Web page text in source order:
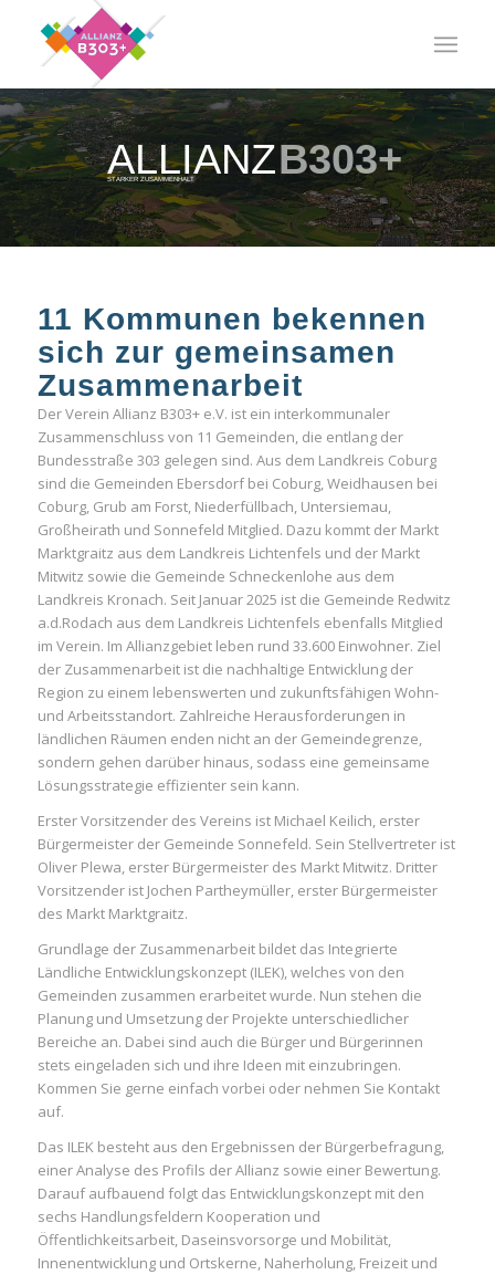
ALLIANZB303+
STARKER ZUSAMMENHALT
11 Kommunen bekennen
sich zur gemeinsamen
Zusammenarbeit
Der Verein Allianz B303+ e.V. ist ein interkommunaler
Zusammenschluss von 11 Gemeinden, die entlang der
Bundesstraße 303 gelegen sind. Aus dem Landkreis Coburg
sind die Gemeinden Ebersdorf bei Coburg, Weidhausen bei
Coburg, Grub am Forst, Niederfüllbach, Untersiemau,
Großheirath und Sonnefeld Mitglied. Dazu kommt der Markt
Marktgraitz aus dem Landkreis Lichtenfels und der Markt
Mitwitz sowie die Gemeinde Schneckenlohe aus dem
Landkreis Kronach. Seit Januar 2025 ist die Gemeinde Redwitz
a.d.Rodach aus dem Landkreis Lichtenfels ebenfalls Mitglied
im Verein. Im Allianzgebiet leben rund 33.600 Einwohner. Ziel
der Zusammenarbeit ist die nachhaltige Entwicklung der
Region zu einem lebenswerten und zukunftsfähigen Wohn-
und Arbeitsstandort. Zahlreiche Herausforderungen in
ländlichen Räumen enden nicht an der Gemeindegrenze,
sondern gehen darüber hinaus, sodass eine gemeinsame
Lösungsstrategie effizienter sein kann.
Erster Vorsitzender des Vereins ist Michael Keilich, erster
Bürgermeister der Gemeinde Sonnefeld. Sein Stellvertreter ist
Oliver Plewa, erster Bürgermeister des Markt Mitwitz. Dritter
Vorsitzender ist Jochen Partheymüller, erster Bürgermeister
des Markt Marktgraitz.
Grundlage der Zusammenarbeit bildet das Integrierte
Ländliche Entwicklungskonzept (ILEK), welches von den
Gemeinden zusammen erarbeitet wurde. Nun stehen die
Planung und Umsetzung der Projekte unterschiedlicher
Bereiche an. Dabei sind auch die Bürger und Bürgerinnen
stets eingeladen sich und ihre Ideen mit einzubringen.
Kommen Sie gerne einfach vorbei oder nehmen Sie Kontakt
auf.
Das ILEK besteht aus den Ergebnissen der Bürgerbefragung,
einer Analyse des Profils der Allianz sowie einer Bewertung.
Darauf aufbauend folgt das Entwicklungskonzept mit den
sechs Handlungsfeldern Kooperation und
Öffentlichkeitsarbeit, Daseinsvorsorge und Mobilität,
Innenentwicklung und Ortskerne, Naherholung, Freizeit und